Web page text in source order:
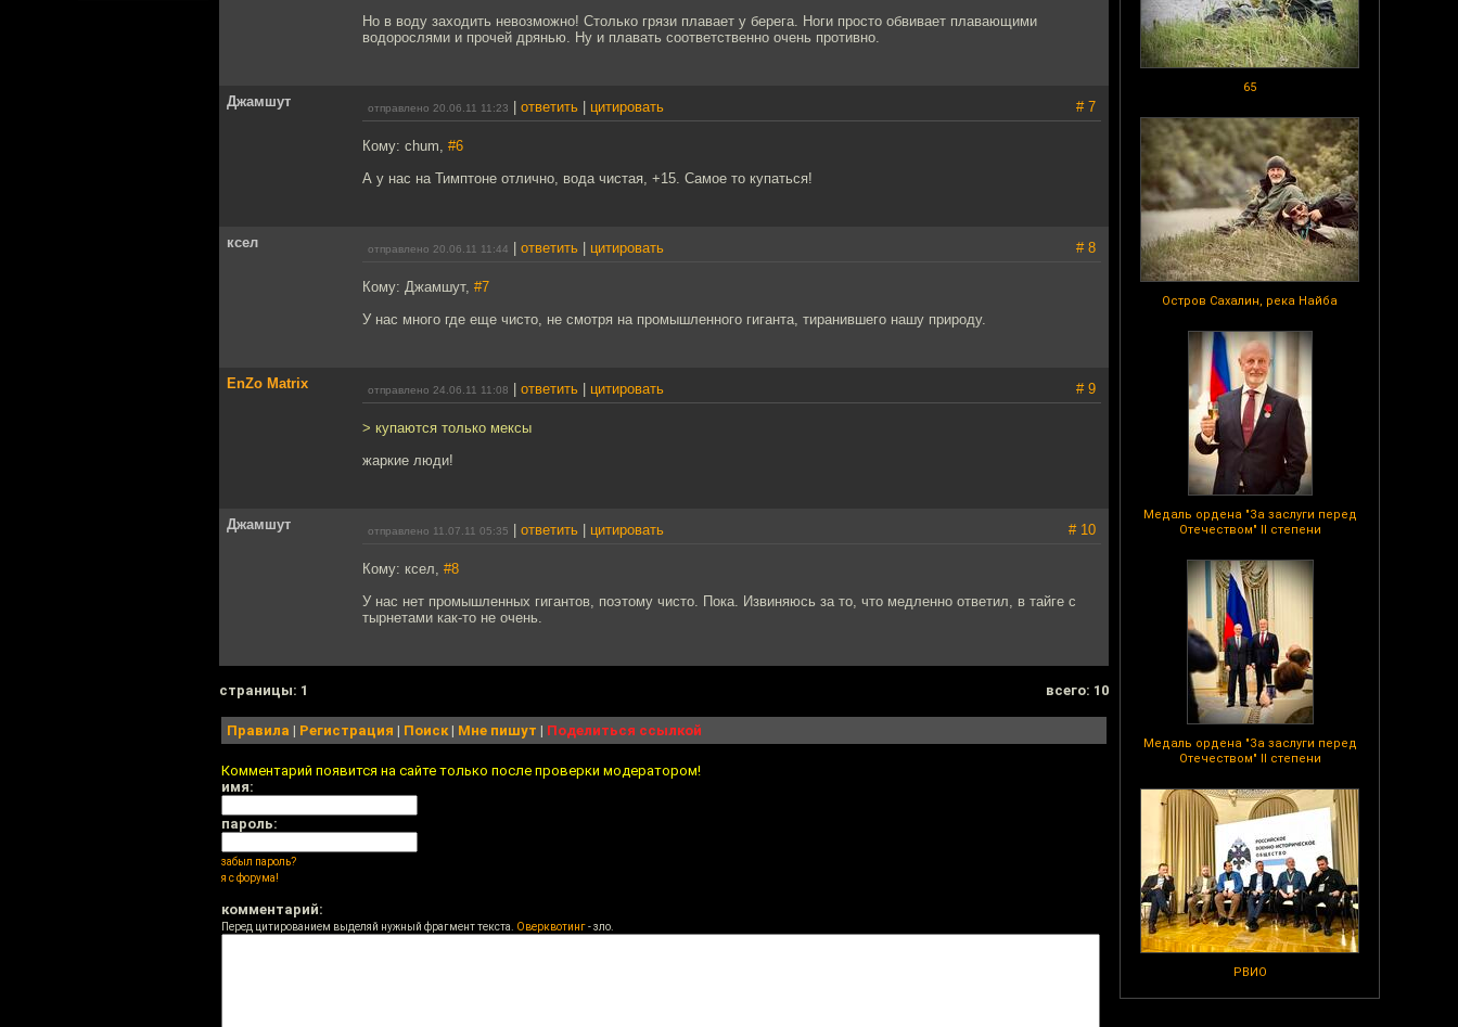
65
Остров Сахалин, река Найба
Медаль ордена "За заслуги перед
Отечеством" II степени
Медаль ордена "За заслуги перед
Отечеством" II степени
РВИО
Но в воду заходить невозможно! Столько грязи плавает у берега. Ноги просто обвивает плавающими
водорослями и прочей дрянью. Ну и плавать соответственно очень противно.
Джамшут отправлено 20.06.11 11:23 ответить цитировать # 7
Кому: chum, #6
А у нас на Тимптоне отлично, вода чистая, +15. Самое то купаться!
ксел отправлено 20.06.11 11:44 ответить цитировать # 8
Кому: Джамшут, #7
У нас много где еще чисто, не смотря на промышленного гиганта, тиранившего нашу природу.
EnZo Matrix отправлено 24.06.11 11:08 ответить цитировать # 9
> купаются только мексы
жаркие люди!
Джамшут отправлено 11.07.11 05:35 ответить цитировать # 10
Кому: ксел, #8
У нас нет промышленных гигантов, поэтому чисто. Пока. Извиняюсь за то, что медленно ответил, в тайге с
тырнетами как-то не очень.
cтраницы: 1 всего: 10
Правила | Регистрация | Поиск| Мне пишут | Поделиться ссылкой
Комментарий появится на сайте только после проверки модератором!
имя:
пароль:
забыл пароль?
я с форума!
комментарий:
Перед цитированием выделяй нужный фрагмент текста. Оверквотинг- зло.